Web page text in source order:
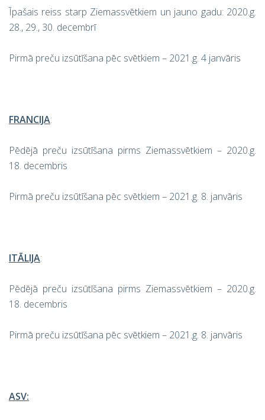
Īpašais reiss starp Ziemassvētkiem un jauno gadu: 2020.g.
28., 29., 30. decembrī
Pirmā preču izsūtīšana pēc svētkiem – 2021.g. 4 janvāris
FRANCIJA:
Pēdējā preču izsūtīšana pirms Ziemassvētkiem – 2020.g.
18. decembris
Pirmā preču izsūtīšana pēc svētkiem – 2021.g. 8. janvāris
ITĀLIJA:
Pēdējā preču izsūtīšana pirms Ziemassvētkiem – 2020.g.
18. decembris
Pirmā preču izsūtīšana pēc svētkiem – 2021.g. 8. janvāris
ASV: